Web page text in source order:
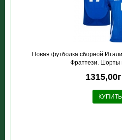
Новая футболка сборной
Фраттези. Шорты
КУПИТЬ